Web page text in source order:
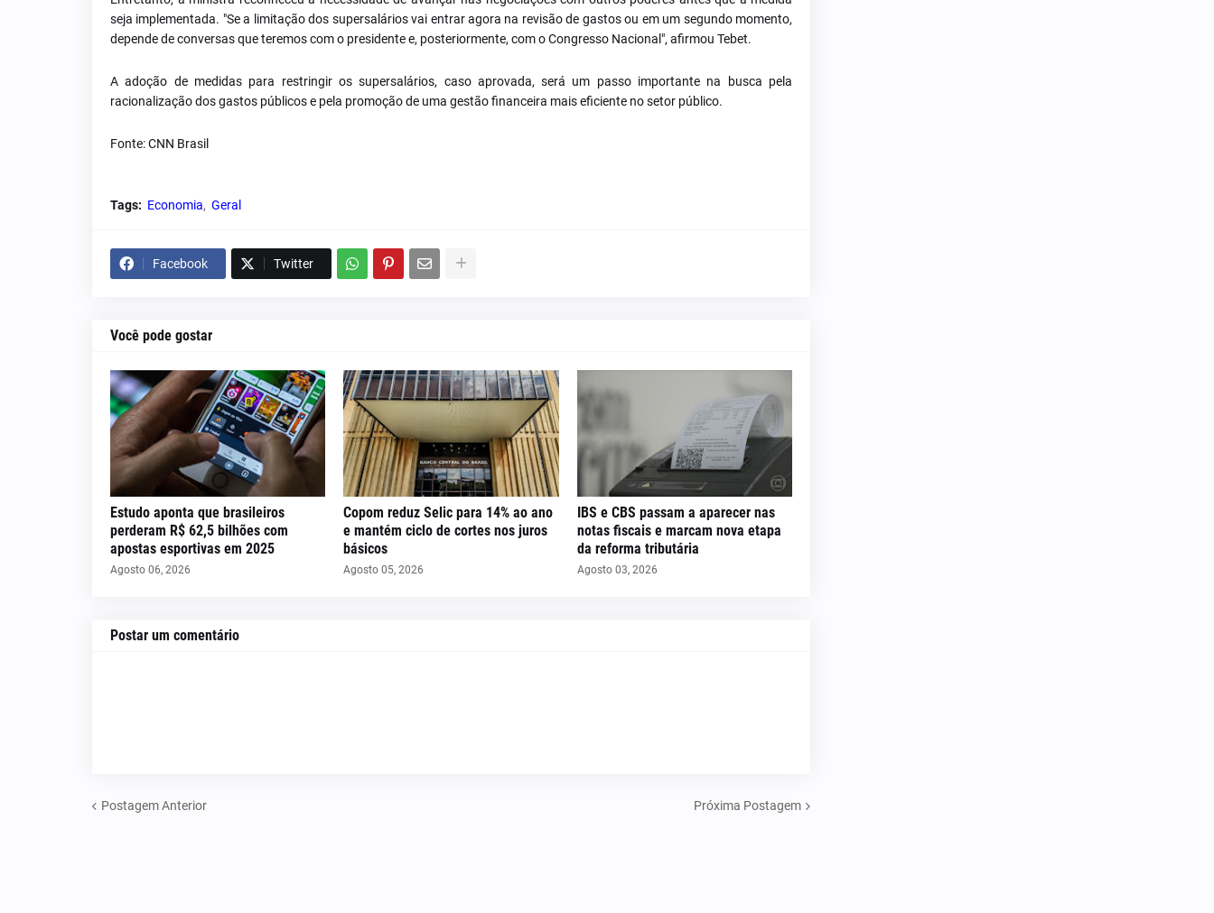
seja implementada. "Se a limitação dos supersalários vai entrar agora na revisão de gastos ou em um segundo momento,
depende de conversas que teremos com o presidente e, posteriormente, com o Congresso Nacional", afirmou Tebet.
A adoção de medidas para restringir os supersalários, caso aprovada, será um passo importante na busca pela
racionalização dos gastos públicos e pela promoção de uma gestão financeira mais eficiente no setor público.
Fonte: CNN Brasil
Tags: Economia Geral
Facebook Twitter
Você pode gostar
Estudo aponta que brasileiros
perderam R$ 62,5 bilhões com
apostas esportivas em 2025
Agosto 06, 2026
Copom reduz Selic para 14% ao ano
e mantém ciclo de cortes nos juros
básicos
Agosto 05, 2026
IBS e CBS passam a aparecer nas
notas fiscais e marcam nova etapa
da reforma tributária
Agosto 03, 2026
Postar um comentário
Postagem Anterior Próxima Postagem